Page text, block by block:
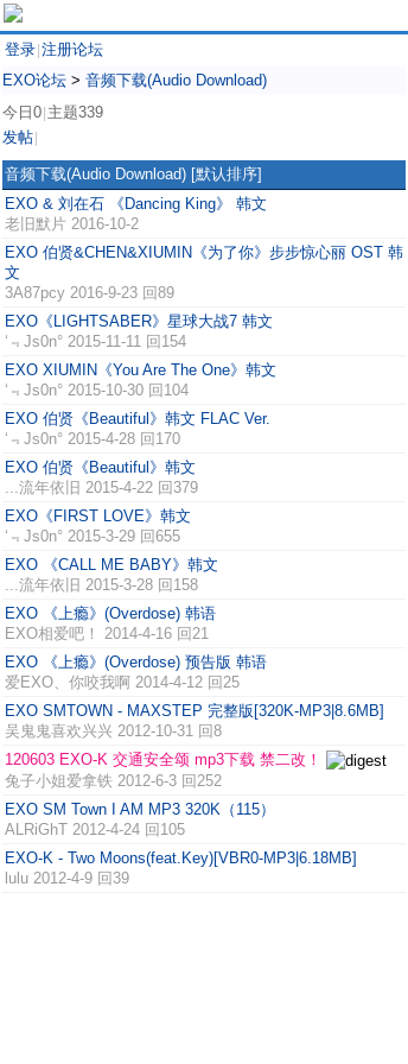
登录 注册论坛
EXO论坛 > 音频下载(Audio Download)
今日0 主题339
发帖
音频下载(Audio Download) [默认排序]
EXO & 刘在石 《Dancing King》 韩文
老旧默片 2016-10-2
EXO 伯贤&CHEN&XIUMIN《为了你》步步惊心丽 OST 韩
文
3A87pcy 2016-9-23 回89
EXO《LIGHTSABER》星球大战7 韩文
‘﹃Js0n° 2015-11-11 回154
EXO XIUMIN《You Are The One》韩文
‘﹃Js0n° 2015-10-30 回104
EXO 伯贤《Beautiful》韩文 FLAC Ver.
‘﹃Js0n° 2015-4-28 回170
EXO 伯贤《Beautiful》韩文
...流年依旧 2015-4-22 回379
EXO《FIRST LOVE》韩文
‘﹃Js0n° 2015-3-29 回655
EXO 《CALL ME BABY》韩文
...流年依旧 2015-3-28 回158
EXO 《上瘾》(Overdose) 韩语
EXO相爱吧！
2014-4-16 回21
EXO 《上瘾》(Overdose) 预告版 韩语
爱EXO、你咬我啊 2014-4-12 回25
EXO SMTOWN - MAXSTEP 完整版[320K-MP3|8.6MB]
吴鬼鬼喜欢兴兴 2012-10-31 回8
120603 EXO-K 交通安全颂 mp3下载 禁二改！
兔子小姐爱拿铁 2012-6-3 回252
EXO SM Town I AM MP3 320K（115）
ALRiGhT 2012-4-24 回105
EXO-K - Two Moons(feat.Key)[VBR0-MP3|6.18MB]
lulu 2012-4-9 回39